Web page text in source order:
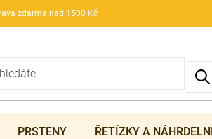
zdarma nad 1500 Kč
PRSTENY ŘETÍZKY A